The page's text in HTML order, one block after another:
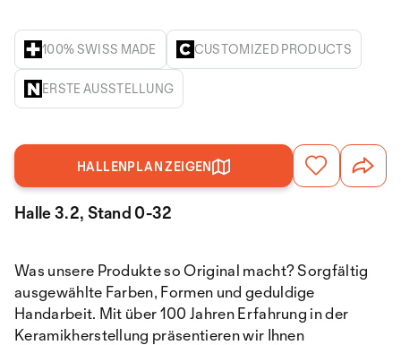
100% SWISS MADE CUSTOMIZED PRODUCTS
ERSTE AUSSTELLUNG
HALLENPLAN ZEIGEN
Halle 3.2, Stand 0-32
Was unsere Produkte so Original macht? Sorgfältig
ausgewählte Farben, Formen und geduldige
Handarbeit. Mit über 100 Jahren Erfahrung in der
Keramikherstellung präsentieren wir Ihnen